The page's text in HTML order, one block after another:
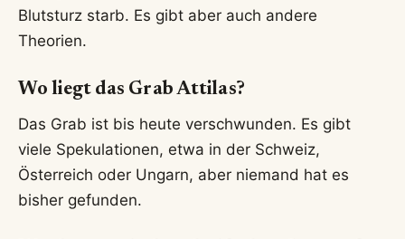
Blutsturz starb. Es gibt aber auch andere
Theorien.
Wo liegt das Grab Attilas?
Das Grab ist bis heute verschwunden. Es gibt
viele Spekulationen, etwa in der Schweiz,
Österreich oder Ungarn, aber niemand hat es
bisher gefunden.